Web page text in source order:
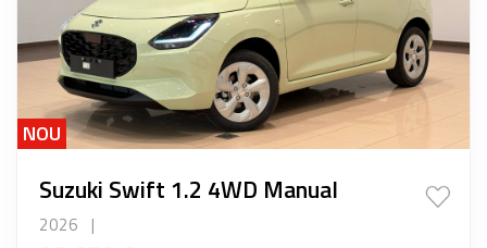
NOU
Suzuki Swift 1.2 4WD Manual
2026 |